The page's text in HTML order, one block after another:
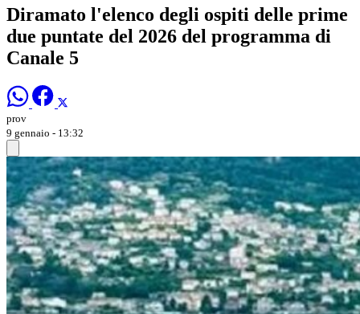
Diramato l'elenco degli ospiti delle prime
due puntate del 2026 del programma di
Canale 5
prov
9 gennaio - 13:32